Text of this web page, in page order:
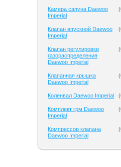
Камера сапуна Daewoo
Imperial
(
Клапан впускной Daewoo
Imperial
(
Клапан регулировки
газораспределения
Daewoo Imperial
(
Клапанная крышка
Daewoo Imperial
(
Коленвал Daewoo Imperial (
Комплект грм Daewoo
Imperial
(
Компрессор клапана
Daewoo Imperial
(